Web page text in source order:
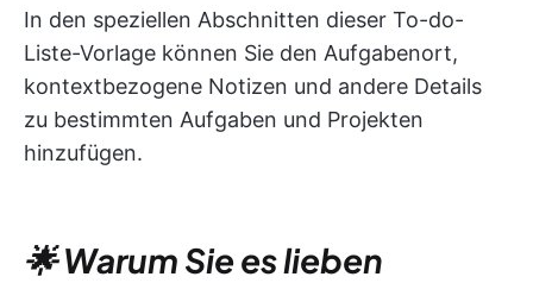
In den speziellen Abschnitten dieser To-do-
Liste-Vorlage können Sie den Aufgabenort,
kontextbezogene Notizen und andere Details
zu bestimmten Aufgaben und Projekten
hinzufügen.
🌟 Warum Sie es lieben